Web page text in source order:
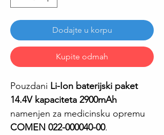
Dodajte u korpu
Kupite odmah
Pouzdani Li-Ion baterijski paket
14.4V kapaciteta 2900mAh
namenjen za medicinsku opremu
COMEN 022-000040-00.